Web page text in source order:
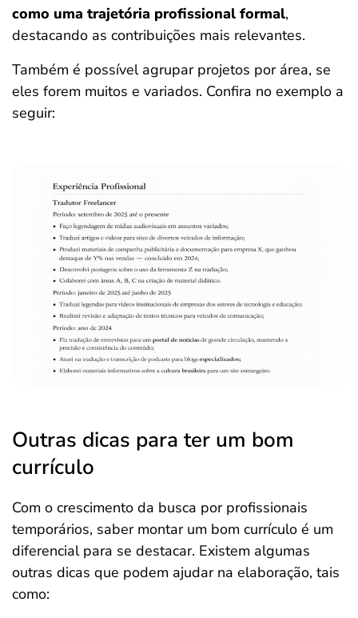
como uma trajetória profissional formal,
destacando as contribuições mais relevantes.
Também é possível agrupar projetos por área, se
eles forem muitos e variados. Confira no exemplo a
seguir:
Outras dicas para ter um bom
currículo
Com o crescimento da busca por profissionais
temporários, saber montar um bom currículo é um
diferencial para se destacar. Existem algumas
outras dicas que podem ajudar na elaboração, tais
como: